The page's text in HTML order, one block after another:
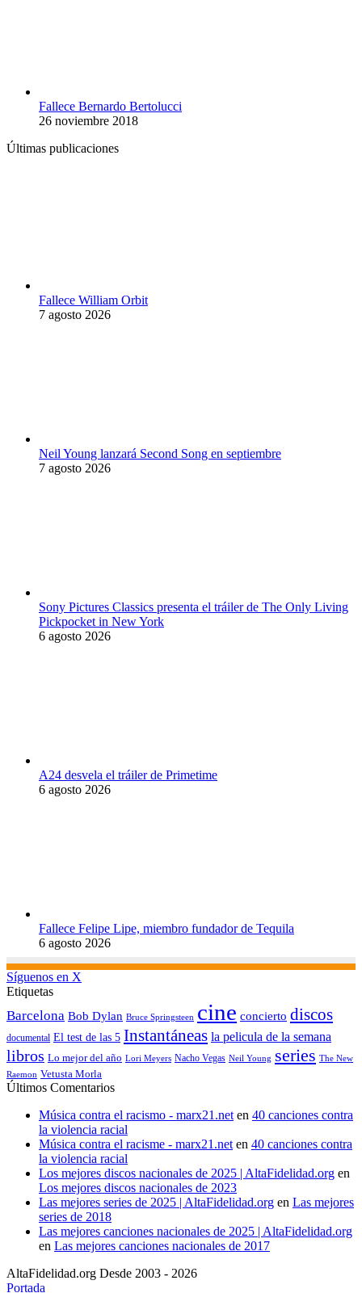
Fallece Bernardo Bertolucci
26 noviembre 2018
Últimas publicaciones
Fallece William Orbit
7 agosto 2026
Neil Young lanzará Second Song en septiembre
7 agosto 2026
Sony Pictures Classics presenta el tráiler de The Only Living
Pickpocket in New York
6 agosto 2026
A24 desvela el tráiler de Primetime
6 agosto 2026
Fallece Felipe Lipe, miembro fundador de Tequila
6 agosto 2026
Síguenos en X
Etiquetas
Barcelona Bob Dylan Bruce Springsteen cine concierto discos
documental El test de las 5 Instantáneas la pelicula de la semana
libros Lo mejor del año Lori Meyers Nacho Vegas Neil Young series The New
Raemon Vetusta Morla
Últimos Comentarios
Música contra el racismo - marx21.neten 40 canciones contra
la violencia racial
Música contra el racisme - marx21.neten 40 canciones contra
la violencia racial
Los mejores discos nacionales de 2025 | AltaFidelidad.org en
Los mejores discos nacionales de 2023
Las mejores series de 2025 | AltaFidelidad.org en Las mejores
series de 2018
Las mejores canciones nacionales de 2025 | AltaFidelidad.org
en Las mejores canciones nacionales de 2017
AltaFidelidad.org Desde 2003 - 2026
Portada